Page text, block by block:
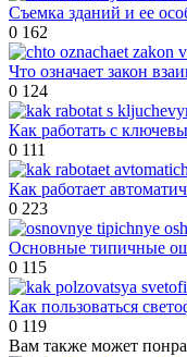
Съемка зданий и ее
0 162
Что означает закон
0 124
Как работать с
0 111
Как работает
0 223
Основные типичные
0 115
Как пользоваться
0 119
Вам также может